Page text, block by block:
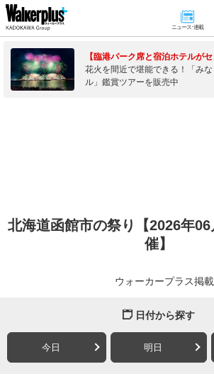
ニュース･連載
【臨港パーク席と宿泊ホテルがセ
花火を間近で堪能できる！「み
ル」鑑賞ツアーを販売中
北海道函館市の祭り【2026年
催】
ウォーカープラス掲
日付から探す
今日 明日